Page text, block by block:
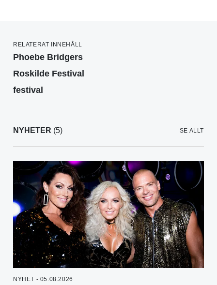
RELATERAT INNEHÅLL
Phoebe Bridgers
Roskilde Festival
festival
NYHETER (5) SE ALLT
NYHET - 05.08.2026